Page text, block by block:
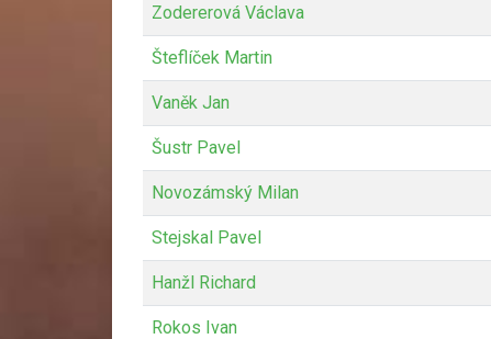
Zodererová Václava
Šteflíček Martin
Vaněk Jan
Šustr Pavel
Novozámský Milan
Stejskal Pavel
Hanžl Richard
Rokos Ivan